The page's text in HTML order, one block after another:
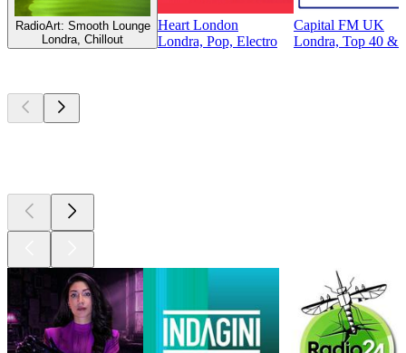
RadioArt: Smooth Lounge
Londra, Chillout
Heart London
Londra, Pop, Electro
Capital FM UK
Londra, Top 40 &